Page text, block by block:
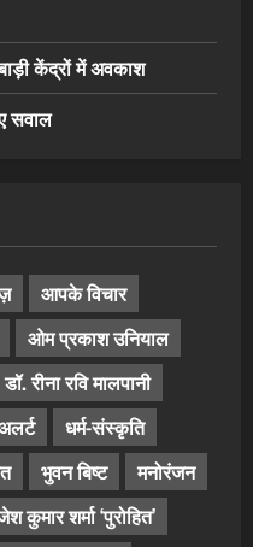
केंद्रों में अवकाश
सवाल
आपके विचार
ओम प्रकाश उनियाल
डॉ. रीना रवि मालपानी
धर्म-संस्कृति
भुवन बिष्ट
मनोरंजन
कुमार शर्मा ‘पुरोहित’